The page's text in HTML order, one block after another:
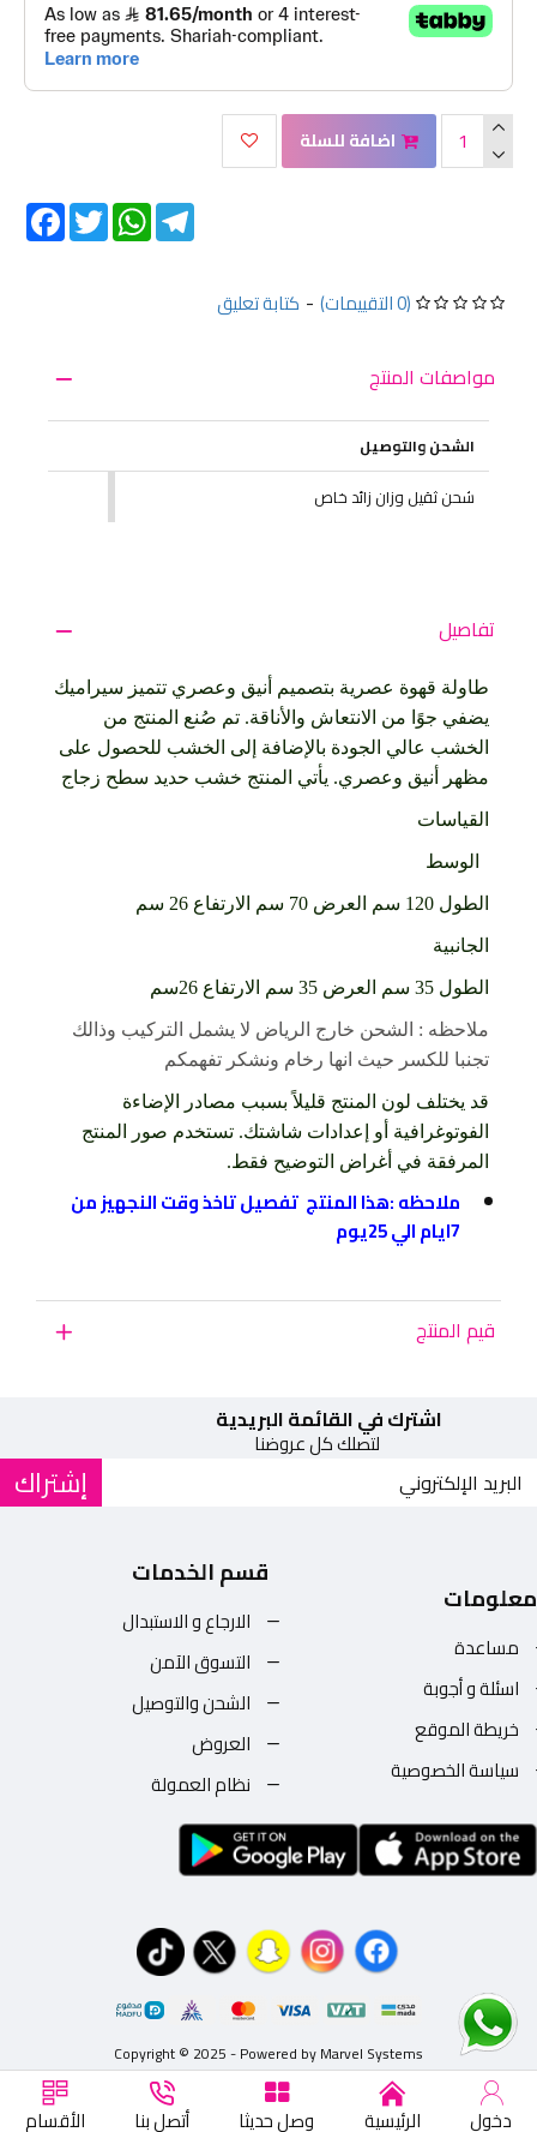
(0 التقييمات) - كتابة تعليق
اضافة للسلة
Twitter
WhatsAppTelegram
مواصفات المنتج
الشحن والتوصيل
شحن ثقيل وزان زائد خاص
تفاصيل
طاولة قهوة عصرية بتصميم أنيق وعصري تتميز سيراميك
يضفي جوًا من الانتعاش والأناقة. تم صُنع المنتج من
الخشب عالي الجودة بالإضافة إلى الخشب للحصول على
مظهر أنيق وعصري. يأتي المنتج خشب حديد سطح زجاج
القياسات
الوسط
الطول 120 سم العرض 70 سم الارتفاع 26 سم
الجانبية
الطول 35 سم العرض 35 سم الارتفاع 26سم
ملاحظه : الشحن خارج الرياض لا يشمل التركيب وذالك
تجنبا للكسر حيث انها رخام ونشكر تفهمكم
قد يختلف لون المنتج قليلاً بسبب مصادر الإضاءة
الفوتوغرافية أو إعدادات شاشتك. تستخدم صور المنتج
المرفقة في أغراض التوضيح فقط.
ملاحظه :هذا المنتج تفصيل تاخذ وقت النجهيز من
7ايام الي 25يوم
قيم المنتج
اشترك في القائمة البريدية
لتصلك كل عروضنا
إشتراك
معلومات
مساعدة
اسئلة و أجوبة
خريطة الموقع
سياسة الخصوصية
قسم الخدمات
الارجاع و الاستبدال
التسوق الآمن
الشحن والتوصيل
العروض
نظام العمولة
Copyright © 2025 - Powered by Marvel Systems
دخول الرئيسية وصل حديثا أتصل بنا الأقسام